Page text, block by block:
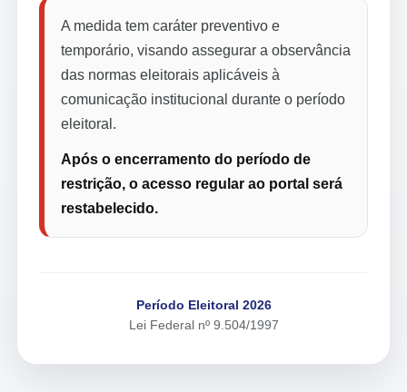
A medida tem caráter preventivo e
temporário, visando assegurar a observância
das normas eleitorais aplicáveis à
comunicação institucional durante o período
eleitoral.
Após o encerramento do período de
restrição, o acesso regular ao portal será
restabelecido.
Período Eleitoral 2026
Lei Federal nº 9.504/1997